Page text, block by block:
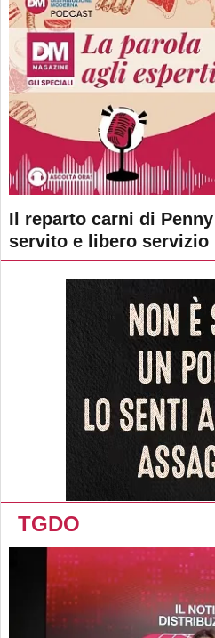
Il reparto carni di
servito e libero servizio
TGDO